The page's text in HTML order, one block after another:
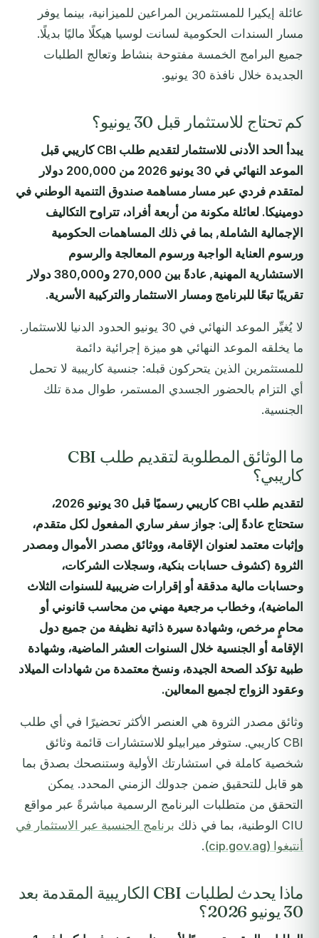
عائلة إيكيرا للمستثمرين المراعين للميزانية، بينما يوفر
مسار السندات الحكومية لسانت لوسيا هيكلًا ماليًا بديلًا.
جميع البرامج الخمسة مفتوحة بنشاط وتعالج الطلبات
الجديدة خلال نافذة 30 يونيو.
كم تحتاج للاستثمار قبل 30 يونيو؟
يبدأ الحد الأدنى للاستثمار لتقديم طلب CBI كاريبي قبل
الموعد النهائي في 30 يونيو 2026 من 200,000 دولار
لمتقدم فردي عبر مسار مساهمة صندوق التنمية الوطني في
دومينيكا. لعائلة مكونة من أربعة أفراد، تتراوح التكاليف
الإجمالية الشاملة, بما في ذلك المساهمات الحكومية
ورسوم العناية الواجبة ورسوم المعالجة والرسوم
الاستشارية المهنية, عادةً بين 270,000 و380,000 دولار
تقريبًا تبعًا للبرنامج ومسار الاستثمار والتركيبة الأسرية.
لا يُغيِّر الموعد النهائي في 30 يونيو الحدود الدنيا للاستثمار.
ما يخلقه الموعد النهائي هو ميزة إجرائية دائمة
للمستثمرين الذين يتحركون قبله: جنسية كاريبية لا تحمل
أي التزام بالحضور الجسدي المستمر، طوال مدة تلك
الجنسية.
ما الوثائق المطلوبة لتقديم طلب CBI
كاريبي؟
لتقديم طلب CBI كاريبي رسميًا قبل 30 يونيو 2026،
ستحتاج عادةً إلى: جواز سفر ساري المفعول لكل متقدم،
وإثبات معتمد لعنوان الإقامة، ووثائق مصدر الأموال ومصدر
الثروة (كشوف حسابات بنكية، وسجلات الشركات،
وحسابات مالية مدققة أو إقرارات ضريبية للسنوات الثلاث
الماضية)، وخطاب مرجعية مهني من محاسب قانوني أو
محامٍ مرخص، وشهادة سيرة ذاتية نظيفة من جميع دول
الإقامة أو الجنسية خلال السنوات العشر الماضية، وشهادة
طبية تؤكد الصحة الجيدة، ونسخ معتمدة من شهادات الميلاد
وعقود الزواج لجميع المعالين.
وثائق مصدر الثروة هي العنصر الأكثر تحضيرًا في أي طلب
CBI كاريبي. ستوفر ميرابيلو للاستشارات قائمة وثائق
شخصية كاملة في استشارتك الأولية وستنصحك بصدق بما
هو قابل للتحقيق ضمن جدولك الزمني المحدد. يمكن
التحقق من متطلبات البرنامج الرسمية مباشرةً عبر مواقع
CIU الوطنية، بما في ذلك
برنامج الجنسية عبر الاستثمار في
أنتيغوا (cip.gov.ag)
.
ماذا يحدث لطلبات CBI الكاريبية المقدمة بعد
30 يونيو 2026؟